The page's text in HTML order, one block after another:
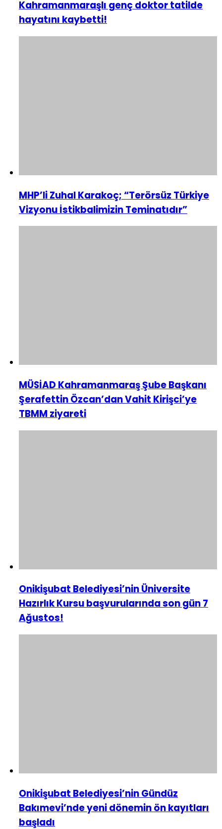
Kahramanmaraşlı genç doktor tatilde
hayatını kaybetti!
MHP’li Zuhal Karakoç; “Terörsüz Türkiye
Vizyonu İstikbalimizin Teminatıdır”
MÜSİAD Kahramanmaraş Şube Başkanı
Şerafettin Özcan’dan Vahit Kirişci’ye
TBMM ziyareti
Onikişubat Belediyesi’nin Üniversite
Hazırlık Kursu başvurularında son gün 7
Ağustos!
Onikişubat Belediyesi’nin Gündüz
Bakımevi’nde yeni dönemin ön kayıtları
başladı